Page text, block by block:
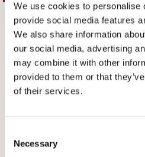
We use cookies to personalise
provide social media features
We also share information
our social media, advertising
may combine it with other
provided to them or that
of their services.
Selection
Necessary
Välj storlek
Bussarong Tidlös Turkos
★★